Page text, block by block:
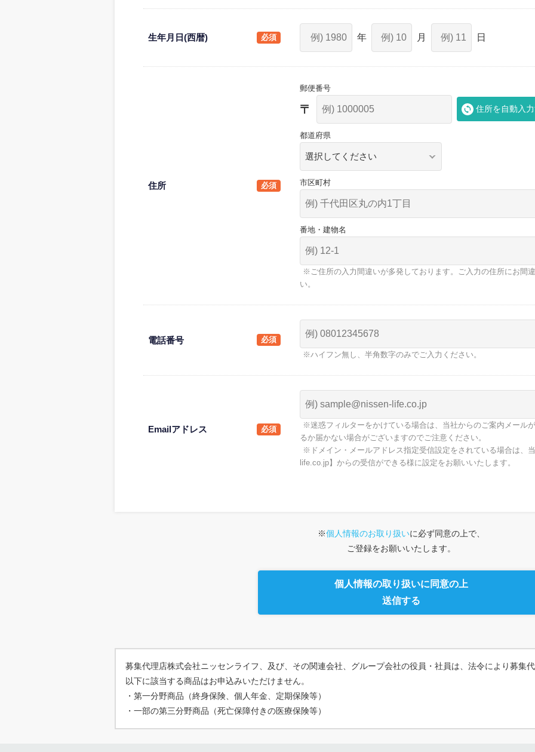
生年月日(西暦)
住所
郵便番号
住所を自動入
都道府県
市区町村
番地・建物名
※ご住所の入力間違いが多発しております。ご入力の住所にお間
い。
電話番号
※ハイフン無し、半角数字のみでご入力ください。
Emailアドレス
※迷惑フィルターをかけている場合は、当社からのご案内メール
るか届かない場合がございますのでご注意ください。
※ドメイン・メールアドレス指定受信設定をされている場合は、
life.co.jp】からの受信ができる様に設定をお願いいたします。
※個人情報のお取り扱いに必ず同意の上で、
ご登録をお願いいたします。
個人情報の取り扱いに同意の上
送信する
募集代理店株式会社ニッセンライフ、及び、その関連会社、グループ会社の役員・社員は、法令により募集
以下に該当する商品はお申込みいただけません。
・第一分野商品（終身保険、個人年金、定期保険等）
・一部の第三分野商品（死亡保障付きの医療保険等）